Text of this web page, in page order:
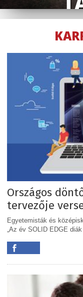
A gépiparban a
szakemberhiány
Országos
tervezője
Egyetemisták és
„Az év SOLID EDGE